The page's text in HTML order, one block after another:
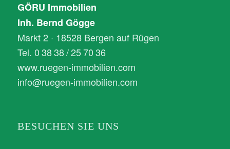
GÖRU Immobilien
Inh. Bernd Gögge
Markt 2 · 18528 Bergen auf Rügen
Tel. 0 38 38 / 25 70 36
www.ruegen-immobilien.com
info@ruegen-immobilien.com
BESUCHEN SIE UNS